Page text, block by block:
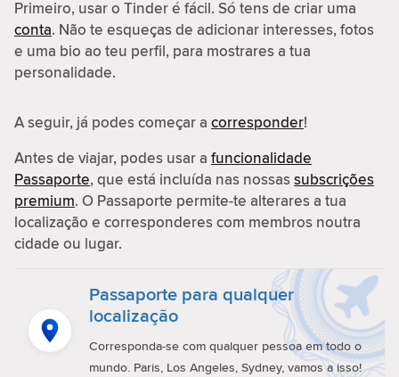
Primeiro, usar o Tinder é fácil. Só tens de criar uma
conta. Não te esqueças de adicionar interesses, fotos
e uma bio ao teu perfil, para mostrares a tua
personalidade.
A seguir, já podes começar a corresponder!
Antes de viajar, podes usar a funcionalidade
Passaporte, que está incluída nas nossassubscrições
premium. O Passaporte permite-te alterares a tua
localização e corresponderes com membros noutra
cidade ou lugar.
Passaporte para qualquer
localização
Corresponda-se com qualquer pessoa em todo o
mundo. Paris, Los Angeles, Sydney, vamos a isso!